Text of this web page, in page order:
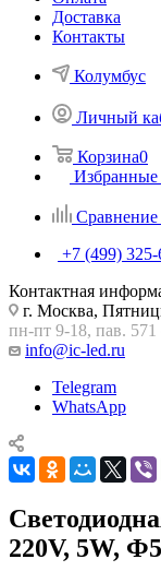
Доставка
Контакты
Колумбус
Личный
Корзина0
Избранные
Сравнение
+7 (499)
Контактная
г. Москва,
пн-пт 9-18, пав. 571
info@ic-led.ru
Telegram
WhatsApp
220V, 5W,